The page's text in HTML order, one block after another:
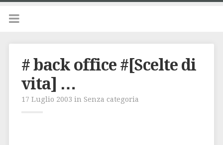
# back office #[Scelte di
vita] …
17 Luglio 2003 in Senza categoria